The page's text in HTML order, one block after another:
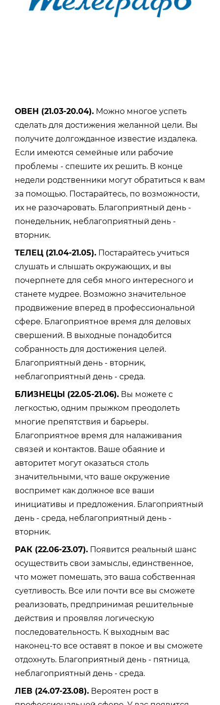
ОВЕН (21.03-20.04). Можно многое успеть
сделать для достижения желанной цели. Вы
получите долгожданное известие издалека.
Если имеются семейные или рабочие
проблемы - спешите их решить. В конце
недели родственники могут обратиться к вам
за помощью. Постарайтесь, по возможности,
их не разочаровать. Благоприятный день -
понедельник, неблагоприятный день -
вторник.
ТЕЛЕЦ (21.04-21.05). Постарайтесь учиться
слушать и слышать окружающих, и вы
почерпнете для себя много интересного и
станете мудрее. Возможно значительное
продвижение вперед в профессиональной
сфере. Благоприятное время для деловых
свершений. В выходные понадобится
собранность для достижения целей.
Благоприятный день - вторник,
неблагоприятный день - среда.
БЛИЗНЕЦЫ (22.05-21.06). Вы можете с
легкостью, одним прыжком преодолеть
многие препятствия и барьеры.
Благоприятное время для налаживания
связей и контактов. Ваше обаяние и
авторитет могут оказаться столь
значительными, что ваше окружение
воспримет как должное все ваши
инициативы и предложения. Благоприятный
день - среда, неблагоприятный день -
вторник.
РАК (22.06-23.07). Появится реальный шанс
осуществить свои замыслы, единственное,
что может помешать, это ваша собственная
суетливость. Все или почти все вы сможете
реализовать, предпринимая решительные
действия и проявляя логическую
последовательность. К выходным вас
наконец-то все оставят в покое и вы сможете
отдохнуть. Благоприятный день - пятница,
неблагоприятный день - среда.
ЛЕВ (24.07-23.08). Вероятен рост в